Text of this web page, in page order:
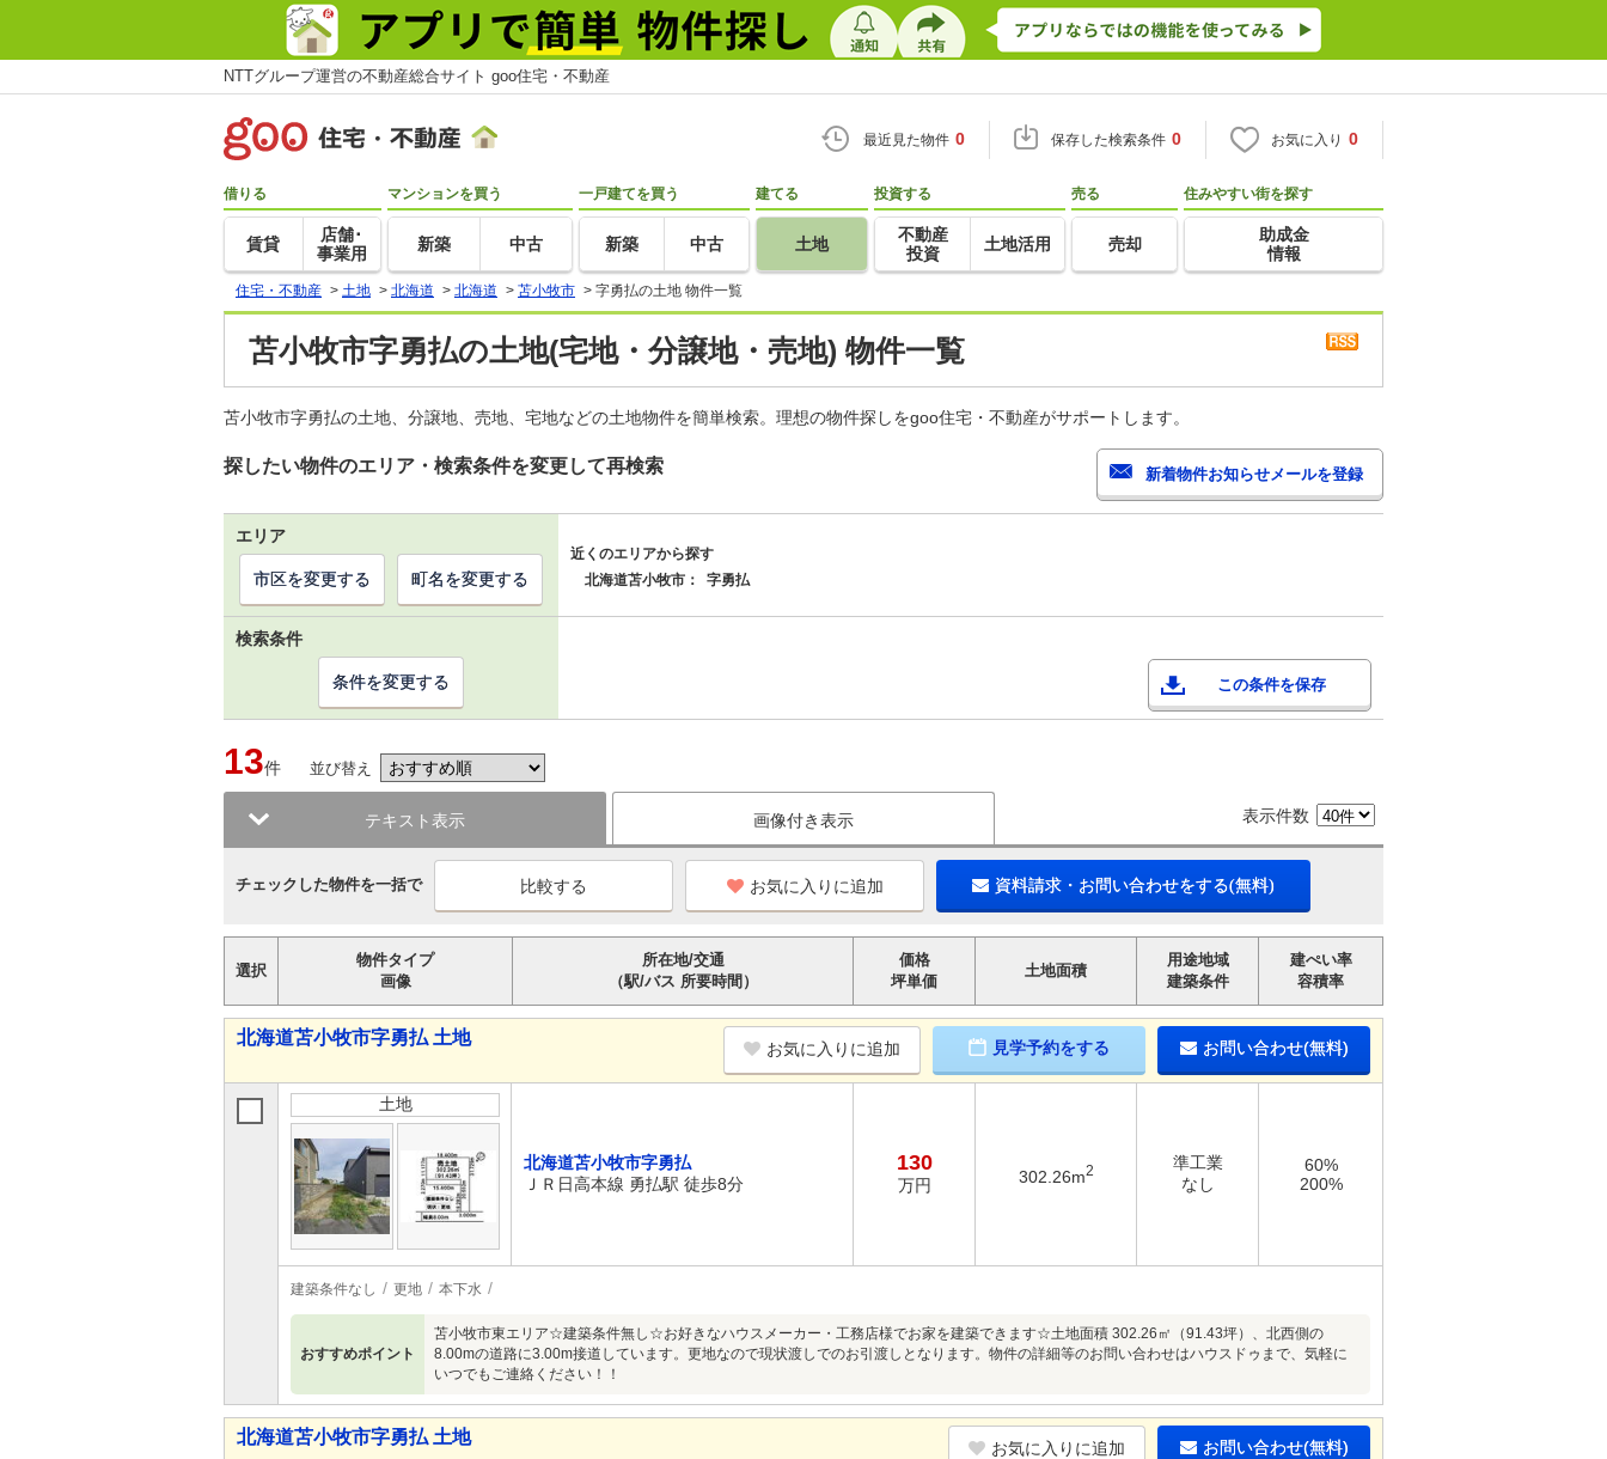
NTTグループ運営の不動産総合サイト goo住宅・不動産
最近見た物件 0 保存した検索条件 0 お気に入り 0
借りる
賃貸
店舗･
事業用
マンションを買う
新築 中古
一戸建てを買う
新築 中古
建てる
土地
投資する
不動産
投資
土地活用
売る
売却
住みやすい街を探す
助成金
情報
住宅・不動産 > 土地 > 北海道 > 北海道 > 苫小牧市 > 字勇払の土地 物件一覧
苫小牧市字勇払の土地(宅地・分譲地・売地) 物件一覧
苫小牧市字勇払の土地、分譲地、売地、宅地などの土地物件を簡単検索。理想の物件探しをgoo住宅・不動産がサポートします。
探したい物件のエリア・検索条件を変更して再検索
エリア
近くのエリアから探す
北海道苫小牧市：
字勇払
市区を変更する 町名を変更する
検索条件
この条件を保存
条件を変更する
13件 並び替え
テキスト表示 画像付き表示 表示件数
チェックした物件を一括で お気に入りに追加 資料請求・お問い合わせをする(無料)
選択
物件タイプ
画像
所在地/交通
（駅/バス 所要時間）
価格
坪単価
土地面積
用途地域
建築条件
建ぺい率
容積率
北海道苫小牧市字勇払 土地
お気に入りに追加 見学予約をする お問い合わせ(無料)
土地
北海道苫小牧市字勇払
ＪＲ日高本線 勇払駅 徒歩8分
130
万円 302.26m2
準工業
なし
60%
200%
建築条件なし 更地 本下水
おすすめポイント
苫小牧市東エリア☆建築条件無し☆お好きなハウスメーカー・工務店様でお家を建築できます☆土地面積 302.26㎡（91.43坪）、北西側の
8.00mの道路に3.00m接道しています。更地なので現状渡しでのお引渡しとなります。物件の詳細等のお問い合わせはハウスドゥまで、気軽に
いつでもご連絡ください！！
北海道苫小牧市字勇払 土地
お気に入りに追加 お問い合わせ(無料)